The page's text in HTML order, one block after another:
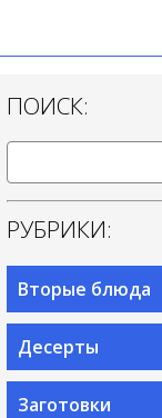
ПОИСК:
РУБРИКИ:
Вторые блюда
Десерты
Заготовки